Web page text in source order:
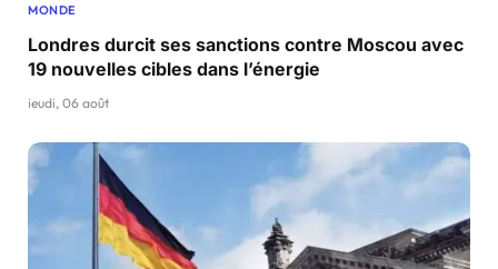
MONDE
Londres durcit ses sanctions contre Moscou avec
19 nouvelles cibles dans l’énergie
jeudi, 06 août